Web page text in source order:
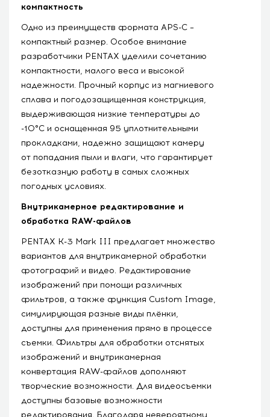
компактность
Одно из преимуществ формата APS-C –
компактный размер. Особое внимание
разработчики PENTAX уделили сочетанию
компактности, малого веса и высокой
надежности. Прочный корпус из магниевого
сплава и погодозащищенная конструкция,
выдерживающая низкие температуры до
-10°C и оснащенная 95 уплотнительными
прокладками, надежно защищают камеру
от попадания пыли и влаги, что гарантирует
безотказную работу в самых сложных
погодных условиях.
Внутрикамерное редактирование и
обработка RAW-файлов
PENTAX K-3 Mark III предлагает множество
вариантов для внутрикамерной обработки
фотографий и видео. Редактирование
изображений при помощи различных
фильтров, а также функция Custom Image,
симулирующая разные виды плёнки,
доступны для применения прямо в процессе
съемки. Фильтры для обработки отснятых
изображений и внутрикамерная
конвертация RAW-файлов дополняют
творческие возможности. Для видеосъемки
доступны базовые возможности
редактирования. Благодаря невероятному